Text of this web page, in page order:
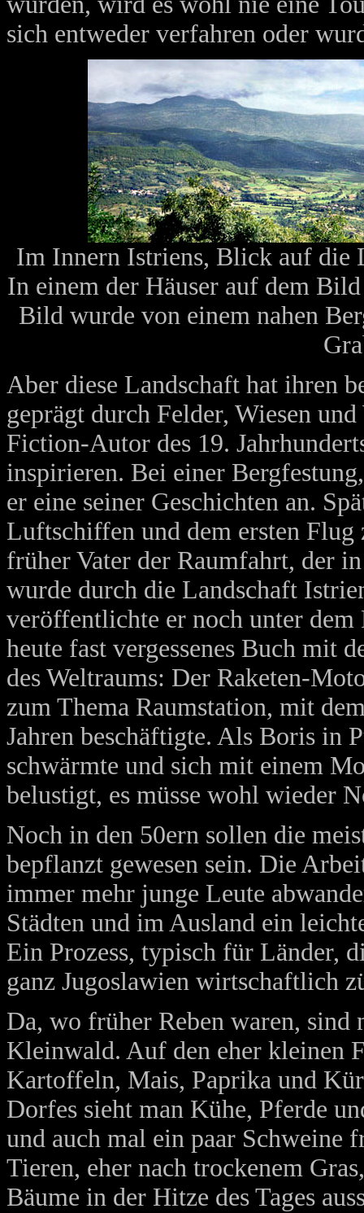
sich entweder verfahren oder
Im Innern Istriens, Blick auf die
In einem der Häuser auf dem
Bild wurde von einem nahen
Aber diese Landschaft hat ihren
geprägt durch Felder, Wiesen
Fiction-Autor des 19.
inspirieren. Bei einer
er eine seiner Geschichten an.
Luftschiffen und dem ersten
früher Vater der Raumfahrt, der
wurde durch die Landschaft
veröffentlichte er noch unter
heute fast vergessenes Buch mit
des Weltraums: Der Raketen-
zum Thema Raumstation, mit
Jahren beschäftigte. Als Boris in
schwärmte und sich mit einem
belustigt, es müsse wohl wieder
Noch in den 50ern sollen die
bepflanzt gewesen sein. Die
immer mehr junge Leute
Städten und im Ausland ein
Ein Prozess, typisch für Länder,
ganz Jugoslawien wirtschaftlich
Da, wo früher Reben waren, sind
Kleinwald. Auf den eher kleinen
Kartoffeln, Mais, Paprika und
Dorfes sieht man Kühe, Pferde
und auch mal ein paar Schweine
Tieren, eher nach trockenem
Bäume in der Hitze des Tages